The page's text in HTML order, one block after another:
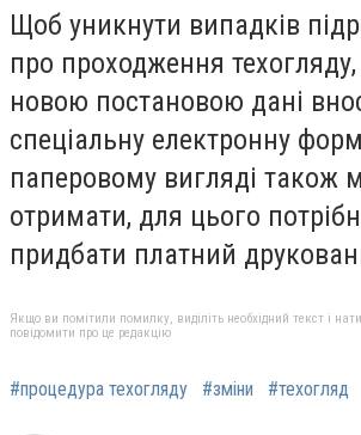
Щоб уникнути випадків
про проходження техогляду,
новою постановою дані
спеціальну електронну
паперовому вигляді також
отримати, для цього
придбати платний
Якщо ви помітили помилку, виділіть необхідний текст і
повідомити про це редакцію
#процедура техогляду #зміни #техогляд